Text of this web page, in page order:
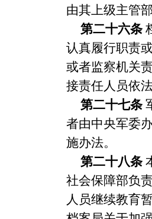
由其上级主管
第二十六条
认真履行职责
或者监察机关
接责任人员依
第二十七条
者由中央军委
施办法。
第二十八条
社会保障部负
人员继续教育